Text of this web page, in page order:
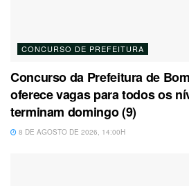
CONCURSO DE PREFEITURA
Concurso da Prefeitura de
oferece vagas para todos os
terminam domingo (9)
8 DE AGOSTO DE 2026, 14:00H